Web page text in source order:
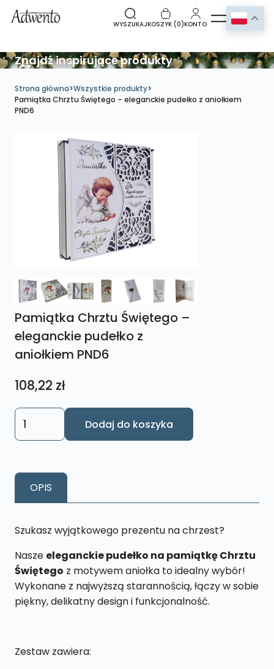
WYSZUKAJKOSZYK (0)KONTO
Znajdź inspirujące produkty
Strona główna>Wszystkie produkty>
Pamiątka Chrztu Świętego – eleganckie pudełko z aniołkiem
PND6
Pamiątka Chrztu Świętego –
eleganckie pudełko z
aniołkiem PND6
108,22 zł
ilość
Pamiątka
-
eleganckie
z
PND6
Dodaj do koszyka
OPIS
Szukasz wyjątkowego prezentu na chrzest?
Nasze eleganckie pudełko na pamiątkę Chrztu
Świętego z motywem aniołka to idealny wybór!
Wykonane z najwyższą starannością, łączy w sobie
piękny, delikatny design i funkcjonalność.
Zestaw zawiera: